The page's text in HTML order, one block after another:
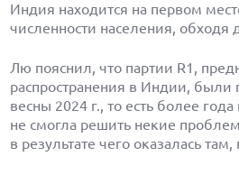
Индия находится на первом
численности населения, обходя
Лю пояснил, что партии R1,
распространения в Индии, были
весны 2024 г., то есть более
не смогла решить некие
в результате чего оказалась там,